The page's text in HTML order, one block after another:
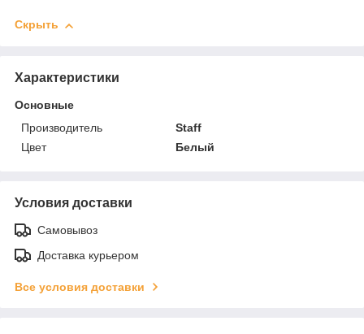
Скрыть
Характеристики
Основные
Производитель
Staff
Цвет
Белый
Условия доставки
Самовывоз
Доставка курьером
Все условия доставки